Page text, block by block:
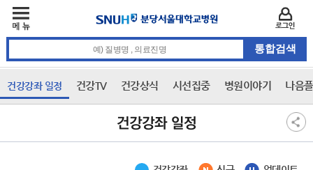
건강강좌 일정 건강TV 건강상식 시선집중 병원이야기 나음
건강강좌 일정